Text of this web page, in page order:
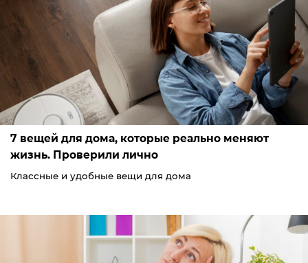
7 вещей для дома, которые реально меняют
жизнь. Проверили лично
Классные и удобные вещи для дома